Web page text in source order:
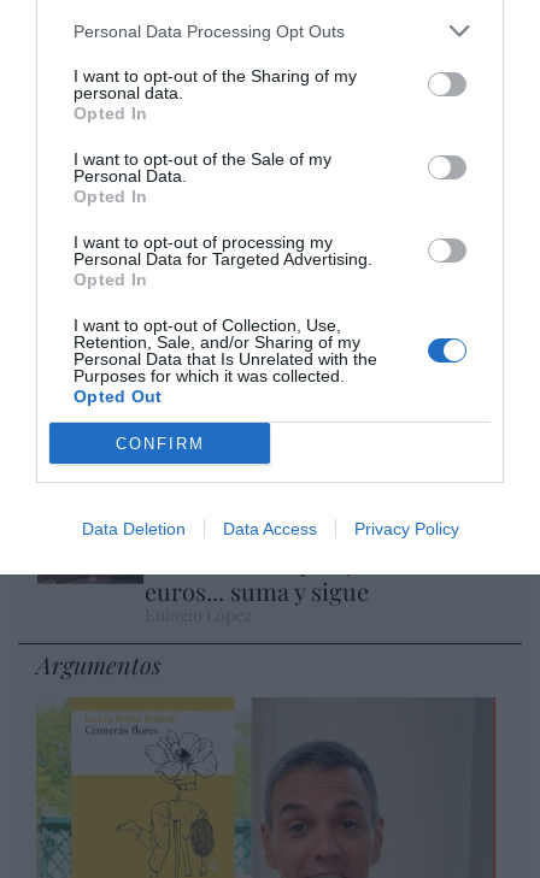
Personal Data Processing Opt Outs
I want to opt-out of the Sharing of my
personal data.
Opted In
I want to opt-out of the Sale of my
Personal Data.
Opted In
I want to opt-out of processing my
Personal Data for Targeted Advertising.
Opted In
I want to opt-out of Collection, Use,
Retention, Sale, and/or Sharing of my
Personal Data that Is Unrelated with the
Purposes for which it was collected.
Opted Out
CONFIRM
Data Deletion Data Access Privacy Policy
a ser de Meloni
Pablo Ferrer
Nokia, Ericsson... Huawei: lo que
importan son las patentes
Eulogio López
Isabel Pantoja pierde dos pleitos
euros... suma y sigue
Argumentos